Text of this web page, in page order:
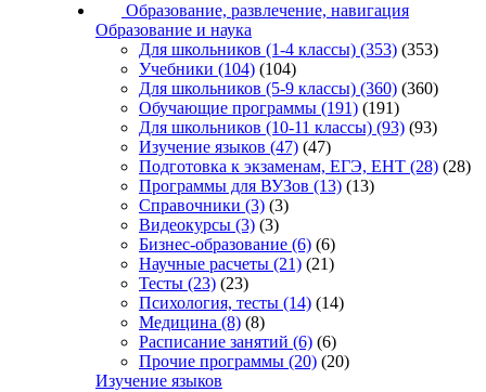
Образование, развлечение, навигация
Образование и наука
Для школьников (1-4 классы) (353) (353)
Учебники (104) (104)
Для школьников (5-9 классы) (360) (360)
Обучающие программы (191) (191)
Для школьников (10-11 классы) (93) (93)
Изучение языков (47) (47)
Подготовка к экзаменам, ЕГЭ, ЕНТ (28) (28)
Программы для ВУЗов (13) (13)
Справочники (3) (3)
Видеокурсы (3) (3)
Бизнес-образование (6) (6)
Научные расчеты (21) (21)
Тесты (23) (23)
Психология, тесты (14) (14)
Медицина (8) (8)
Расписание занятий (6) (6)
Прочие программы (20) (20)
Изучение языков